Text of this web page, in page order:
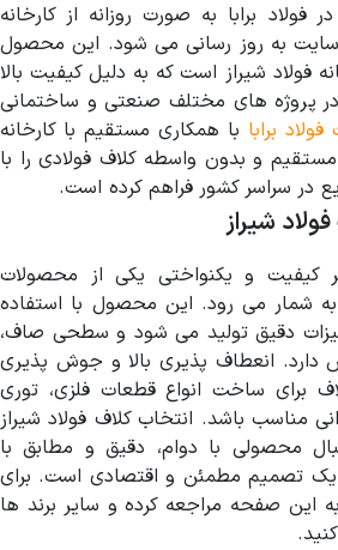
فولاد برابا به صورت روزانه از کارخانه
سایت به روز رسانی می شود. این محصول
فولاد شیراز است که به دلیل کیفیت بالا
در پروژه های مختلف صنعتی و ساختمانی
برابا با همکاری مستقیم با کارخانه
مستقیم و بدون واسطه کلاف فولادی را با
در سراسر کشور فراهم کرده است.
شیراز
کیفیت و یکنواختی یکی از محصولات
به شمار می رود. این محصول با استفاده
دقیق تولید می شود و سطحی صاف،
دارد. انعطاف پذیری بالا و جوش پذیری
برای ساخت انواع قطعات فلزی، توری
مناسب باشد. انتخاب کلاف فولاد شیراز
محصولی با دوام، دقیق و مطابق با
یک تصمیم مطمئن و اقتصادی است. برای
این صفحه مراجعه کرده و سایر برند ها